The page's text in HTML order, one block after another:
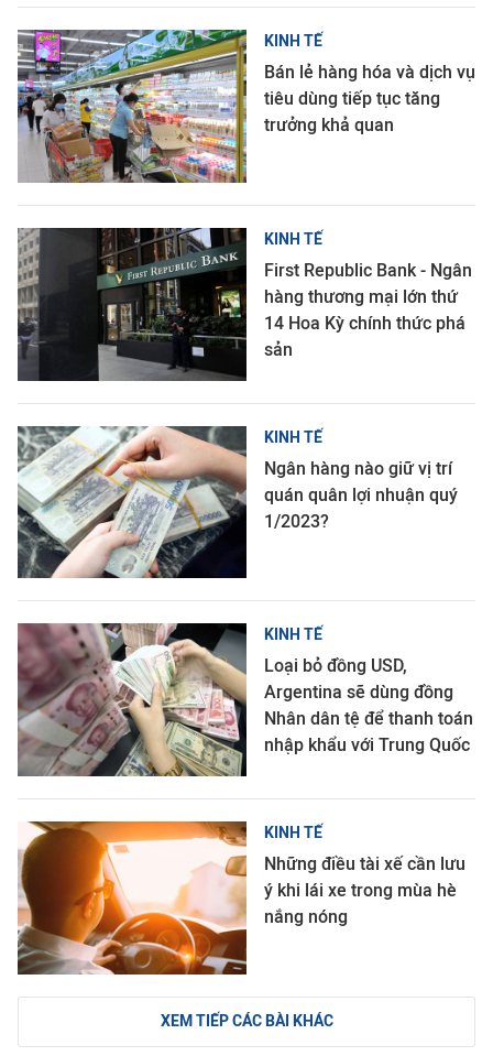
KINH TẾ
Bán lẻ hàng hóa và dịch vụ
tiêu dùng tiếp tục tăng
trưởng khả quan
KINH TẾ
First Republic Bank - Ngân
hàng thương mại lớn thứ
14 Hoa Kỳ chính thức phá
sản
KINH TẾ
Ngân hàng nào giữ vị trí
quán quân lợi nhuận quý
1/2023?
KINH TẾ
Loại bỏ đồng USD,
Argentina sẽ dùng đồng
Nhân dân tệ để thanh toán
nhập khẩu với Trung Quốc
KINH TẾ
Những điều tài xế cần lưu
ý khi lái xe trong mùa hè
nắng nóng
XEM TIẾP CÁC BÀI KHÁC